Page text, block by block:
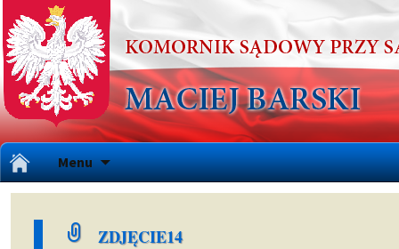
Menu
do
ZDJĘCIE14